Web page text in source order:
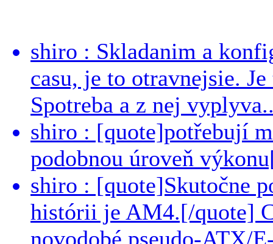
shiro : Skladanim a
casu, je to otravnejsie.
Spotreba a z nej
shiro : [quote]potřebují
podobnou úroveň
shiro : [quote]Skutočne
histórii je AM4.[/quote]
novodobé pseudo-ATX/